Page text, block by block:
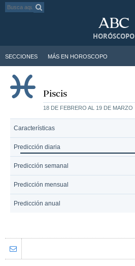
SECCIONES MÁS EN HOROSCOPO
HORÓSCOPO
Piscis
18 DE FEBRERO AL 19 DE MARZO
Características
Predicción diaria
Predicción semanal
Predicción mensual
Predicción anual